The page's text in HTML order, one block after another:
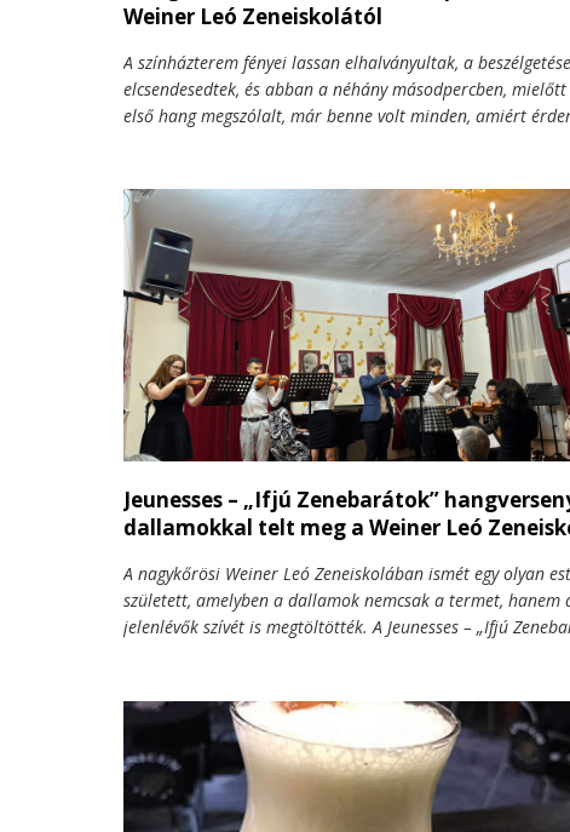
Weiner Leó Zeneiskolától
A színházterem fényei lassan elhalványultak, a
elcsendesedtek, és abban a néhány másodpercben, mielőtt
első hang megszólalt, már benne volt minden, amiért
koncerten. A Weiner Leó Zeneiskola adventi hangversenye
ilyen pillanatokkal ajándékozta meg a közönséget
Jeunesses – „Ifjú Zenebarátok”
dallamokkal telt meg a Weiner Leó
A nagykőrösi Weiner Leó Zeneiskolában ismét egy olyan
született, amelyben a dallamok nemcsak a termet, hanem
jelenlévők szívét is megtöltötték. A Jeunesses – „Ifjú
felejthetetlen pillanatokat.